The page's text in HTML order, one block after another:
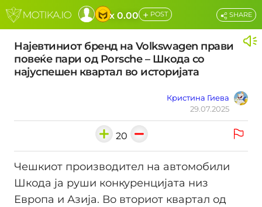
x 0.00 + POST
Најевтиниот бренд на Volkswagen прави
повеќе пари од Porsche – Шкода со
најуспешен квартал во историјата
Кристина Гиева
29.07.2025
SHARE
20
Чешкиот производител на автомобили
Шкода ја руши конкуренцијата низ
Европа и Азија. Во вториот квартал од